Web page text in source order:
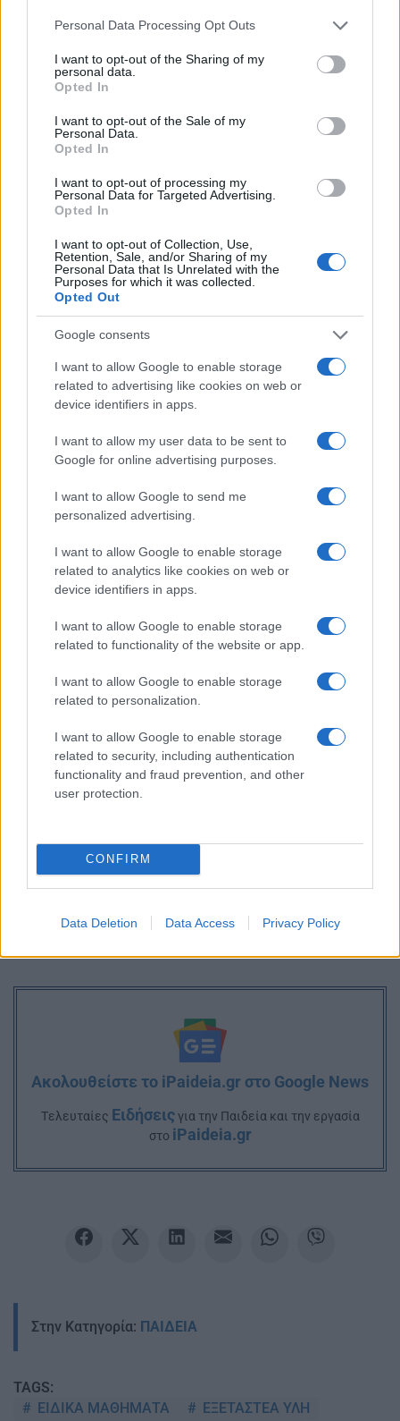
Please note that this website/app uses one or more Google
not limited to your visit or usage behaviour. You may click to
grant or deny consent to Google and its third-party tags to
use your data for below specified purposes in below Google
consent section.
Personal Data Processing Opt Outs
I want to opt-out of the Sharing of my
personal data.
Opted In
I want to opt-out of the Sale of my
Personal Data.
Opted In
I want to opt-out of processing my
Personal Data for Targeted Advertising.
Opted In
I want to opt-out of Collection, Use,
Retention, Sale, and/or Sharing of my
Personal Data that Is Unrelated with the
Purposes for which it was collected.
Opted Out
Google consents
I want to allow Google to enable storage
related to advertising like cookies on web or
device identifiers in apps.
I want to allow my user data to be sent to
Google for online advertising purposes.
I want to allow Google to send me
personalized advertising.
I want to allow Google to enable storage
related to analytics like cookies on web or
device identifiers in apps.
I want to allow Google to enable storage
related to functionality of the website or app.
I want to allow Google to enable storage
related to personalization.
I want to allow Google to enable storage
related to security, including authentication
functionality and fraud prevention, and other
user protection.
CONFIRM
Data Deletion Data Access Privacy Policy
Πανελλήνιες 2019: Το μάθημα που δε θα εξεταστεί
πανελλαδικά
Πανελλήνιες 2019: Διευκρινίσεις στη διδακτέα-
εξεταστέα ύλη μαθημάτων ΕΠΑΛ
Πανελλήνιες 2019: Τι αλλαγές έρχονται στα
εξεταζόμενα μαθήματα
Ακολουθείστε το iPaideia.gr στο Google News
Tελευταίες Ειδήσειςγια την Παιδεία και την εργασία
στο iPaideia.gr
Στην Κατηγορία: ΠΑΙΔΕΙΑ
TAGS:
ΕΙΔΙΚΑ ΜΑΘΗΜΑΤΑ
ΕΞΕΤΑΣΤΕΑ ΥΛΗ